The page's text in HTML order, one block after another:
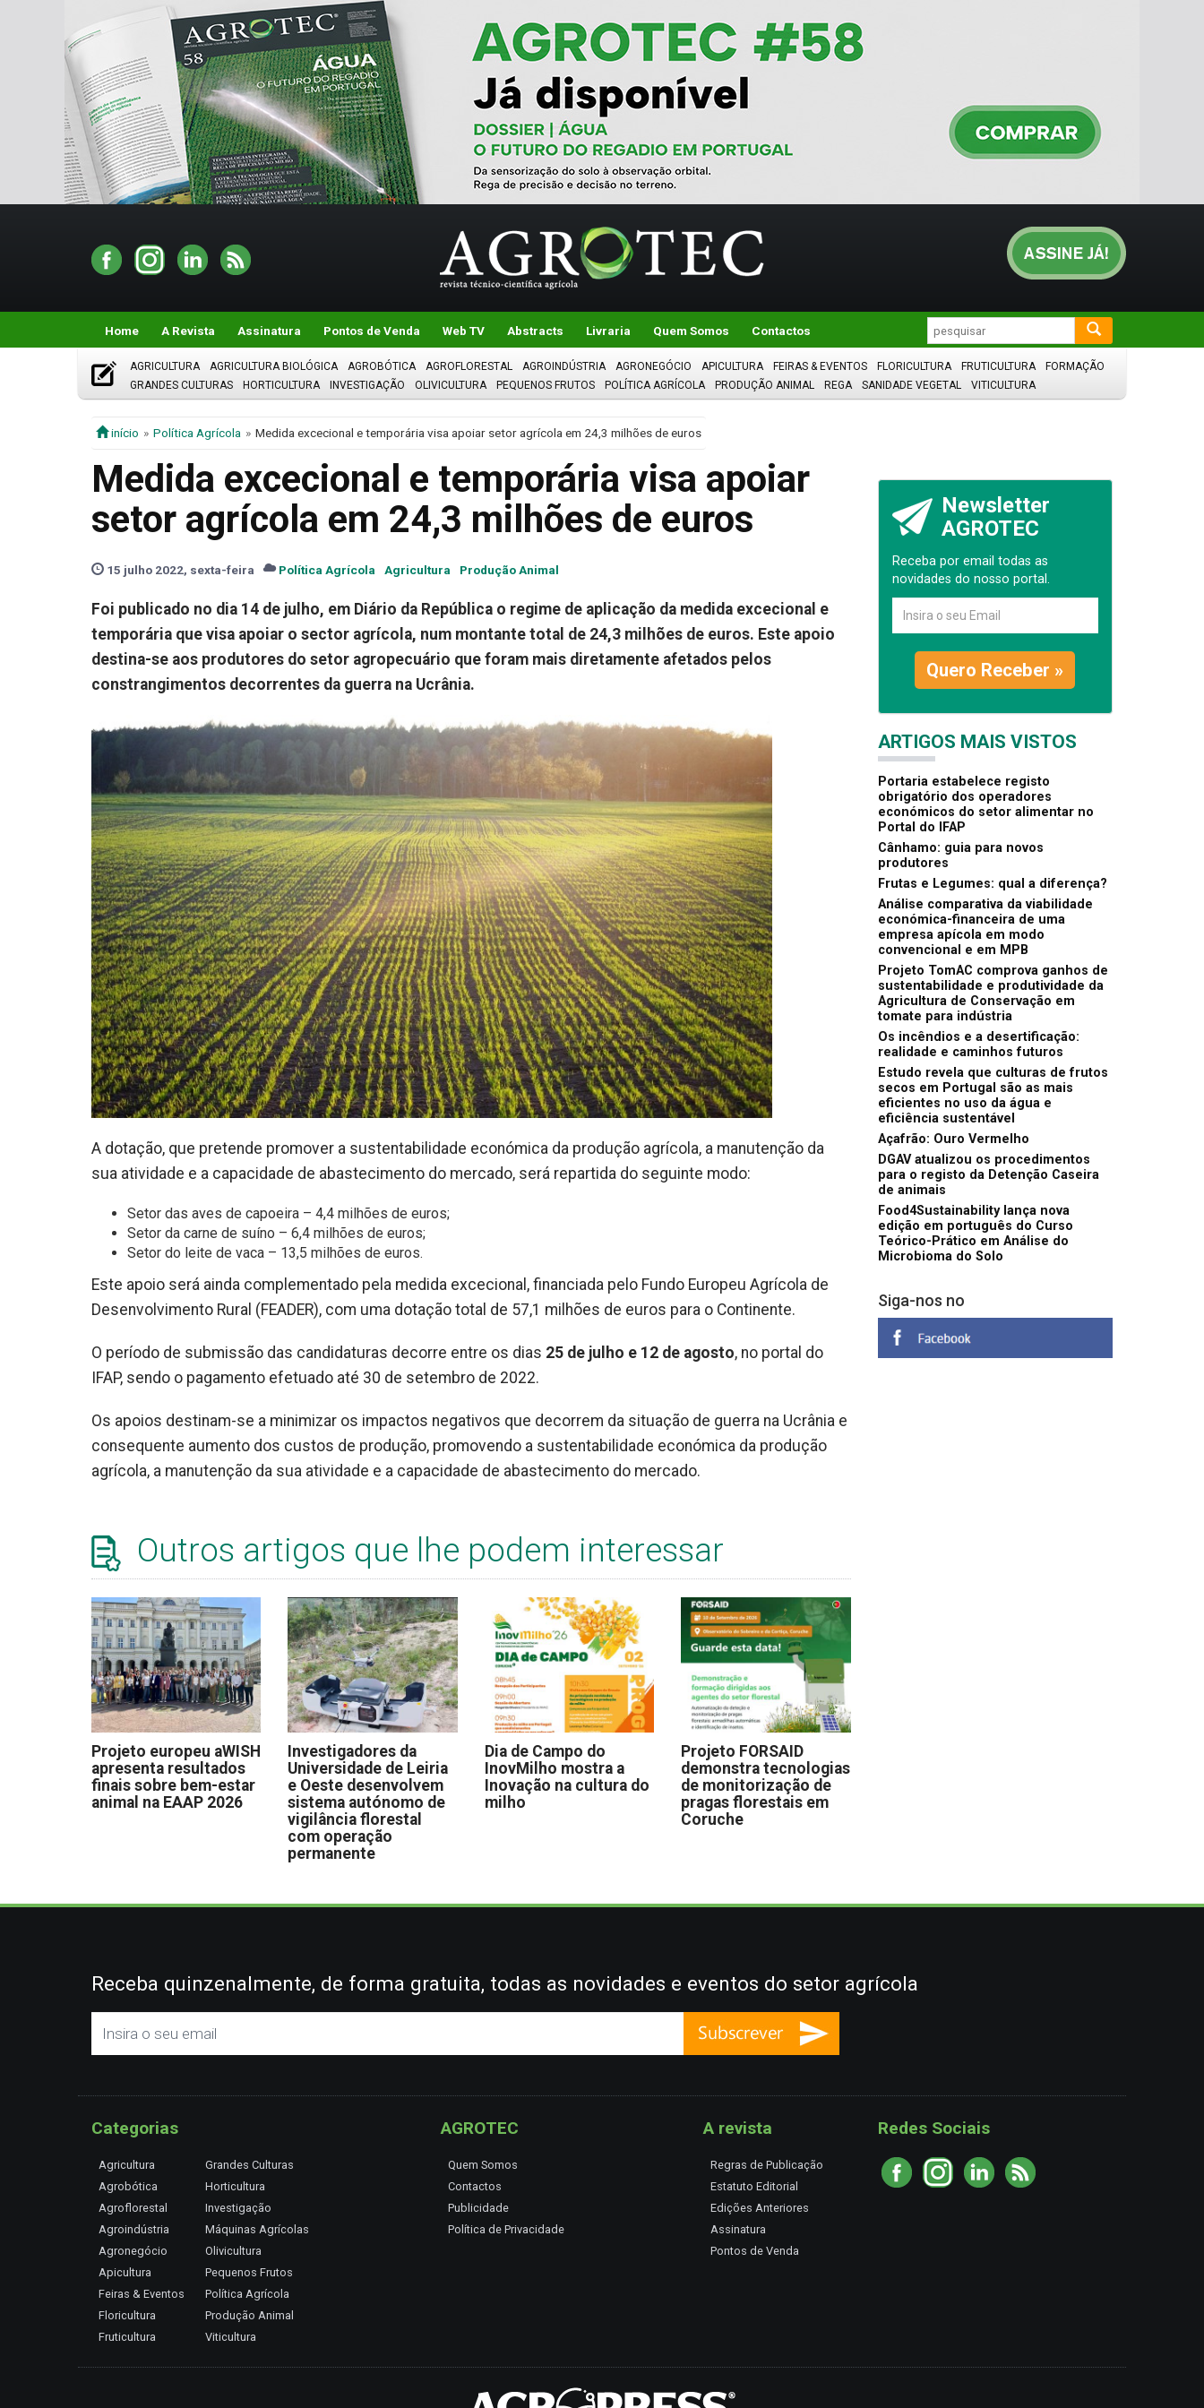
Home A Revista Assinatura Pontos de Venda Web TV Abstracts Livraria Quem Somos Contactos
AGRICULTURA AGRICULTURA BIOLÓGICA AGROBÓTICA AGROFLORESTAL AGROINDÚSTRIA AGRONEGÓCIO APICULTURA FEIRAS & EVENTOS FLORICULTURA FRUTICULTURA
FORMAÇÃO
GRANDES CULTURAS
HORTICULTURA INVESTIGAÇÃO OLIVICULTURA PEQUENOS FRUTOS POLÍTICA AGRÍCOLA PRODUÇÃO ANIMAL REGA SANIDADE VEGETAL VITICULTURA
início Política Agrícola Medida excecional e temporária visa apoiar setor agrícola em 24,3 milhões de euros
Medida excecional e temporária visa apoiar
setor agrícola em 24,3 milhões de euros
15 julho 2022, sexta-feira Política Agrícola Agricultura Produção Animal
Foi publicado no dia 14 de julho, em Diário da República o regime de aplicação da medida excecional e
temporária que visa apoiar o sector agrícola, num montante total de 24,3 milhões de euros. Este apoio
destina-se aos produtores do setor agropecuário que foram mais diretamente afetados pelos
constrangimentos decorrentes da guerra na Ucrânia.
A dotação, que pretende promover a sustentabilidade económica da produção agrícola, a manutenção da
sua atividade e a capacidade de abastecimento do mercado, será repartida do seguinte modo:
Setor das aves de capoeira – 4,4 milhões de euros;
Setor da carne de suíno – 6,4 milhões de euros;
Setor do leite de vaca – 13,5 milhões de euros.
Este apoio será ainda complementado pela medida excecional, financiada pelo Fundo Europeu Agrícola de
Desenvolvimento Rural (FEADER), com uma dotação total de 57,1 milhões de euros para o Continente.
O período de submissão das candidaturas decorre entre os dias 25 de julho e 12 de agosto, no portal do
IFAP, sendo o pagamento efetuado até 30 de setembro de 2022.
Os apoios destinam-se a minimizar os impactos negativos que decorrem da situação de guerra na Ucrânia e
consequente aumento dos custos de produção, promovendo a sustentabilidade económica da produção
agrícola, a manutenção da sua atividade e a capacidade de abastecimento do mercado.
Outros artigos que lhe podem interessar
Projeto europeu aWISH
apresenta resultados
finais sobre bem-estar
animal na EAAP 2026
Investigadores da
Universidade de Leiria
e Oeste desenvolvem
sistema autónomo de
vigilância florestal
com operação
permanente
Dia de Campo do
InovMilho mostra a
Inovação na cultura do
milho
Projeto FORSAID
demonstra tecnologias
de monitorização de
pragas florestais em
Coruche
Newsletter
AGROTEC
Receba por email todas as
novidades do nosso portal.
Quero Receber »
ARTIGOS MAIS VISTOS
Portaria estabelece registo
obrigatório dos operadores
económicos do setor alimentar no
Portal do IFAP
Cânhamo: guia para novos
produtores
Frutas e Legumes: qual a diferença?
Análise comparativa da viabilidade
económica-financeira de uma
empresa apícola em modo
convencional e em MPB
Projeto TomAC comprova ganhos de
sustentabilidade e produtividade da
Agricultura de Conservação em
tomate para indústria
Os incêndios e a desertificação:
realidade e caminhos futuros
Estudo revela que culturas de frutos
secos em Portugal são as mais
eficientes no uso da água e
eficiência sustentável
Açafrão: Ouro Vermelho
DGAV atualizou os procedimentos
para o registo da Detenção Caseira
de animais
Food4Sustainability lança nova
edição em português do Curso
Teórico-Prático em Análise do
Microbioma do Solo
Siga-nos no
Receba quinzenalmente, de forma gratuita, todas as novidades e eventos do setor agrícola
Categorias
Agricultura
Agrobótica
Agroflorestal
Agroindústria
Agronegócio
Apicultura
Feiras & Eventos
Floricultura
Fruticultura
Grandes Culturas
Horticultura
Investigação
Máquinas Agrícolas
Olivicultura
Pequenos Frutos
Política Agrícola
Produção Animal
Viticultura
AGROTEC
Quem Somos
Contactos
Publicidade
Política de Privacidade
A revista
Regras de Publicação
Estatuto Editorial
Edições Anteriores
Assinatura
Pontos de Venda
Redes Sociais